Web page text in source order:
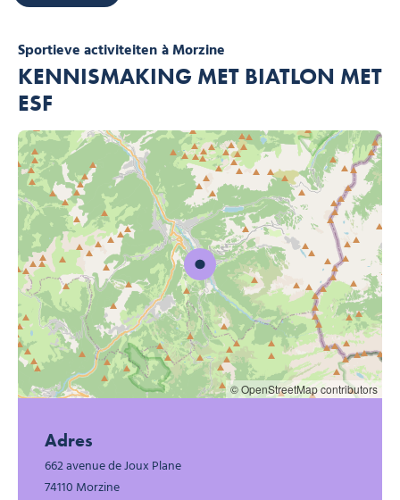
Sportieve activiteitenà Morzine
KENNISMAKING MET BIATLON MET
ESF
© OpenStreetMap contributors
Adres
662 avenue de Joux Plane
74110 Morzine